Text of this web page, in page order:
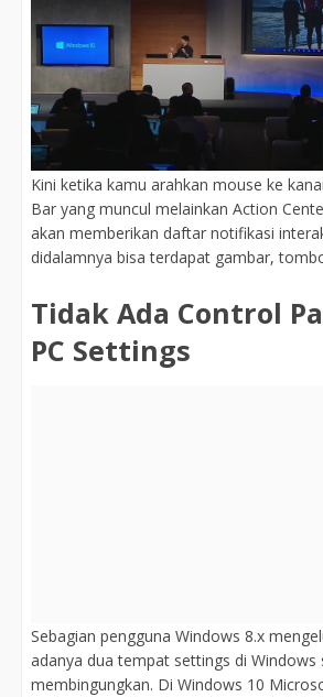
Kini ketika kamu arahkan mouse ke
Bar yang muncul melainkan Action
akan memberikan daftar notifikasi
didalamnya bisa terdapat gambar,
Tidak Ada Control
PC Settings
Sebagian pengguna Windows 8.x
adanya dua tempat settings di Windows
membingungkan. Di Windows 10